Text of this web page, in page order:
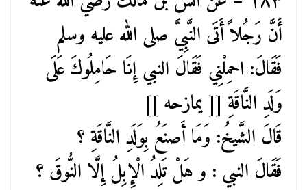
أَنَّ رَجُلاً أَتَى النَّبِيَّ صلى الله عليه وسلم
فَقَالَ: احمِلْنِي فَقَالَ النبي إِنَا حَامِلُوكَ عَلَى
وَلَدِ النَّاقَةِ [[ يمازحه ]]
قَالَ الشَّيخُ: وَمَا أَصنَعُ بِوَلَدِ النَّاقَةِ ؟
فَقَالَ النبي : و هَلْ تَلِدُ الْإِبِلُ إِلَّا النُّوقَ ؟